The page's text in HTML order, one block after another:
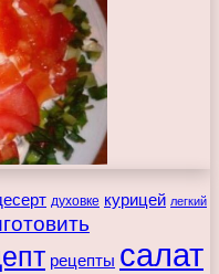
духовке курицей легкий
рецепты салат